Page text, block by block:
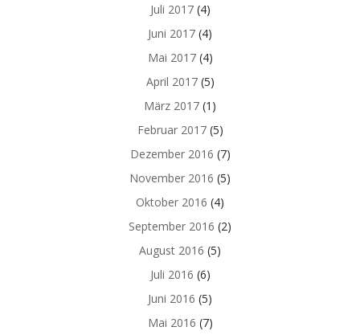
Juli 2017(4)
Juni 2017 (4)
Mai 2017(4)
April 2017(5)
März 2017 (1)
Februar 2017(5)
Dezember 2016 (7)
November 2016 (5)
Oktober 2016 (4)
September 2016 (2)
August 2016 (5)
Juli 2016 (6)
Juni 2016 (5)
Mai 2016 (7)